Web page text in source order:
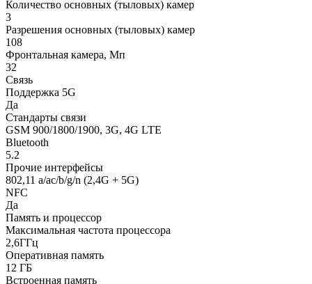
Количество основных (тыловых) камер
3
Разрешения основных (тыловых) камер
108
Фронтальная камера, Мп
32
Связь
Поддержка 5G
Да
Стандарты связи
GSM 900/1800/1900, 3G, 4G LTE
Bluetooth
5.2
Прочие интерфейсы
802,11 a/ac/b/g/n (2,4G + 5G)
NFC
Да
Память и процессор
Максимальная частота процессора
2,6ГГц
Оперативная память
12 ГБ
Встроенная память